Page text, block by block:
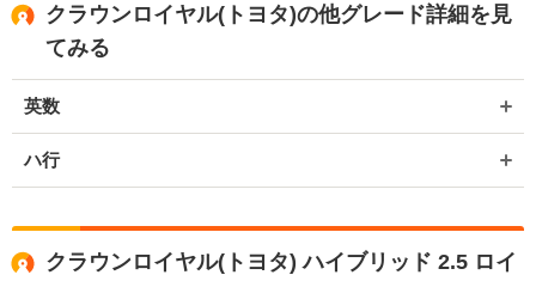
クラウンロイヤル(トヨタ)の他グレード詳細を見
てみる
英数
ハ行
クラウンロイヤル(トヨタ) ハイブリッド 2.5 ロイ